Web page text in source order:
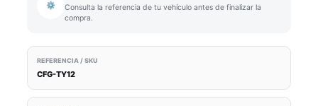
⚙
Consulta la referencia de tu vehículo antes de finalizar la
compra.
REFERENCIA / SKU
CFG-TY12